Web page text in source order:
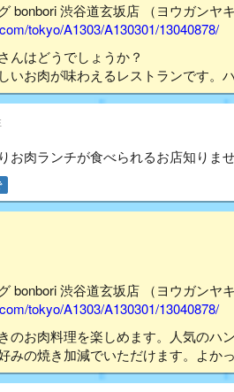
bonbori 渋谷道玄坂店 （ヨウガンヤ
tokyo/A1303/A130301/13040878/
んはどうでしょうか？
いお肉が味わえるレストランです。
お肉ランチが食べられるお店知りま
bonbori 渋谷道玄坂店 （ヨウガンヤ
tokyo/A1303/A130301/13040878/
のお肉料理を楽しめます。人気のハ
みの焼き加減でいただけます。よか